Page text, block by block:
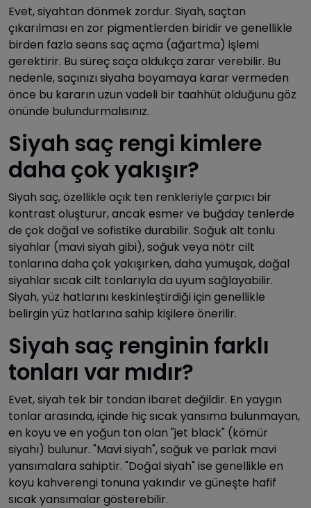
Evet, siyahtan dönmek zordur. Siyah, saçtan
çıkarılması en zor pigmentlerden biridir ve genellikle
birden fazla seans saç açma (ağartma) işlemi
gerektirir. Bu süreç saça oldukça zarar verebilir. Bu
nedenle, saçınızı siyaha boyamaya karar vermeden
önce bu kararın uzun vadeli bir taahhüt olduğunu göz
önünde bulundurmalısınız.
Siyah saç rengi kimlere
daha çok yakışır?
Siyah saç, özellikle açık ten renkleriyle çarpıcı bir
kontrast oluşturur, ancak esmer ve buğday tenlerde
de çok doğal ve sofistike durabilir. Soğuk alt tonlu
siyahlar (mavi siyah gibi), soğuk veya nötr cilt
tonlarına daha çok yakışırken, daha yumuşak, doğal
siyahlar sıcak cilt tonlarıyla da uyum sağlayabilir.
Siyah, yüz hatlarını keskinleştirdiği için genellikle
belirgin yüz hatlarına sahip kişilere önerilir.
Siyah saç renginin farklı
tonları var mıdır?
Evet, siyah tek bir tondan ibaret değildir. En yaygın
tonlar arasında, içinde hiç sıcak yansıma bulunmayan,
en koyu ve en yoğun ton olan "jet black" (kömür
siyahı) bulunur. "Mavi siyah", soğuk ve parlak mavi
yansımalara sahiptir. "Doğal siyah" ise genellikle en
koyu kahverengi tonuna yakındır ve güneşte hafif
sıcak yansımalar gösterebilir.